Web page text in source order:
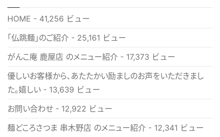
HOME - 41,256 ビュー
「仏跳麺」のご紹介 - 25,161 ビュー
がんこ庵 鹿屋店 のメニュー紹介 - 17,373 ビュー
優しいお客様から、あたたかい励ましのお声をいただきまし
た。嬉しい - 13,639 ビュー
お問い合わせ - 12,922 ビュー
麺どころさつま 串木野店 のメニュー紹介 - 12,341 ビュー